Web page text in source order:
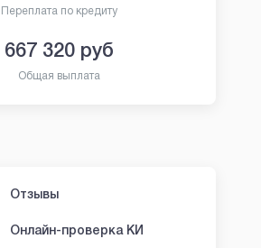
Переплата по кредиту
667 320руб
Общая выплата
Отзывы
Онлайн-проверка КИ